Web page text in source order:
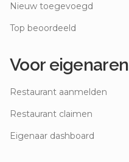
Nieuw toegevoegd
Top beoordeeld
Voor eigenaren
Restaurant aanmelden
Restaurant claimen
Eigenaar dashboard